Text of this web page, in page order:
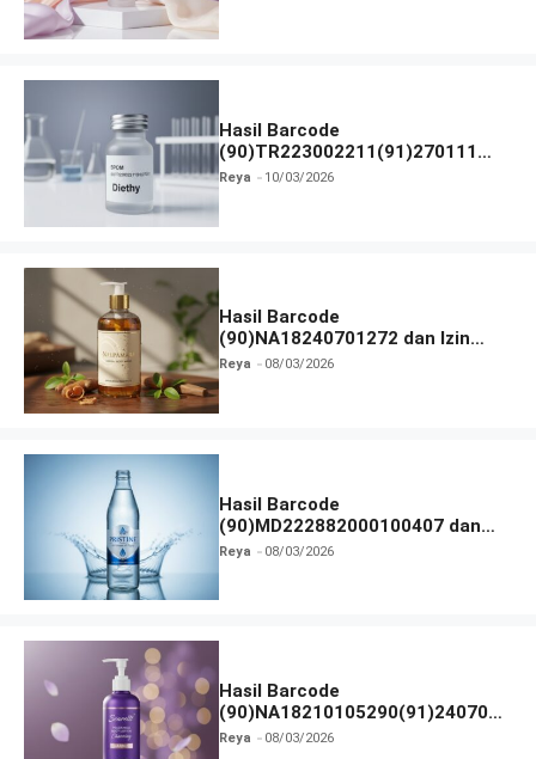
Hasil Barcode
(90)TR223002211(91)270111
dan Izin BPOM
Reya 10/03/2026
Hasil Barcode
(90)NA18240701272 dan Izin
BPOM
Reya 08/03/2026
Hasil Barcode
(90)MD222882000100407 dan
Izin BPOM
Reya 08/03/2026
Hasil Barcode
(90)NA18210105290(91)240703
dan Izin BPOM
Reya 08/03/2026